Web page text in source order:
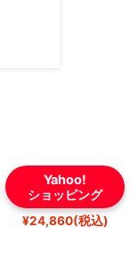
Yahoo!
ショッピング
¥24,860(税込)